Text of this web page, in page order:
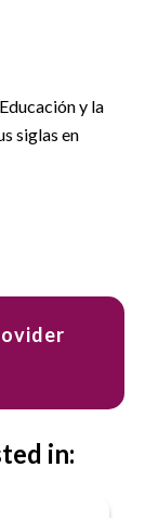
y la
siglas en
in: